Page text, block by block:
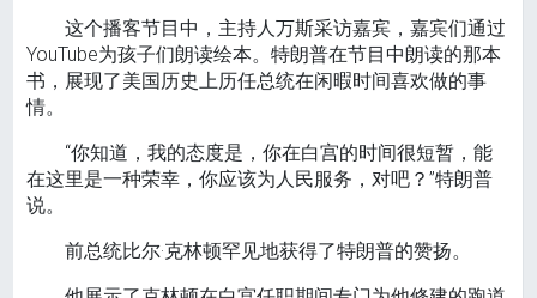
这个播客节目中，主持人万斯采访嘉宾，嘉宾们通过
YouTube为孩子们朗读绘本。特朗普在节目中朗读的那本
书，展现了美国历史上历任总统在闲暇时间喜欢做的事
情。
“你知道，我的态度是，你在白宫的时间很短暂，能
在这里是一种荣幸，你应该为人民服务，对吧？”特朗普
说。
前总统比尔·克林顿罕见地获得了特朗普的赞扬。